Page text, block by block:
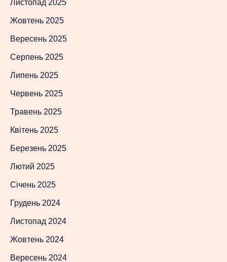
Листопад 2025
Жовтень 2025
Вересень 2025
Серпень 2025
Липень 2025
Червень 2025
Травень 2025
Квітень 2025
Березень 2025
Лютий 2025
Січень 2025
Грудень 2024
Листопад 2024
Жовтень 2024
Вересень 2024